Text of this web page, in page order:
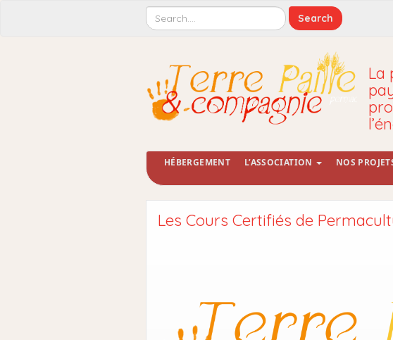
La
HÉBERGEMENT L’ASSOCIATION NOS
Les Cours Certifiés de